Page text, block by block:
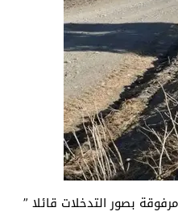
بصور التدخلات قائلا ”